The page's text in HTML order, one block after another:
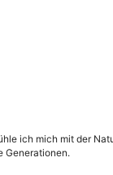
ich mich mit der
Generationen.